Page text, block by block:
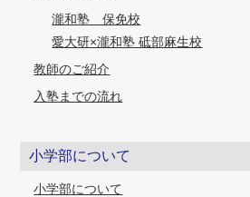
瀧和塾 保免校
愛大研×瀧和塾 砥部麻生校
教師のご紹介
入塾までの流れ
小学部について
小学部について